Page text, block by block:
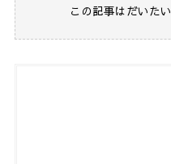
この記事はだいたい